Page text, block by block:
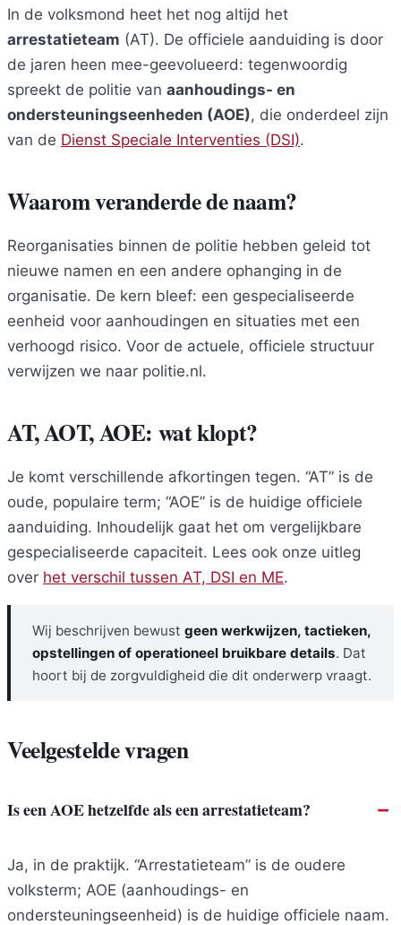
In de volksmond heet het nog altijd het
arrestatieteam (AT). De officiele aanduiding is door
de jaren heen mee-geevolueerd: tegenwoordig
spreekt de politie van aanhoudings- en
ondersteuningseenheden (AOE), die onderdeel zijn
van de Dienst Speciale Interventies (DSI).
Waarom veranderde de naam?
Reorganisaties binnen de politie hebben geleid tot
nieuwe namen en een andere ophanging in de
organisatie. De kern bleef: een gespecialiseerde
eenheid voor aanhoudingen en situaties met een
verhoogd risico. Voor de actuele, officiele structuur
verwijzen we naar politie.nl.
AT, AOT, AOE: wat klopt?
Je komt verschillende afkortingen tegen. “AT” is de
oude, populaire term; “AOE” is de huidige officiele
aanduiding. Inhoudelijk gaat het om vergelijkbare
gespecialiseerde capaciteit. Lees ook onze uitleg
over het verschil tussen AT, DSI en ME.
Wij beschrijven bewust geen werkwijzen, tactieken,
opstellingen of operationeel bruikbare details. Dat
hoort bij de zorgvuldigheid die dit onderwerp vraagt.
Veelgestelde vragen
Is een AOE hetzelfde als een arrestatieteam?
Ja, in de praktijk. “Arrestatieteam” is de oudere
volksterm; AOE (aanhoudings- en
ondersteuningseenheid) is de huidige officiele naam.